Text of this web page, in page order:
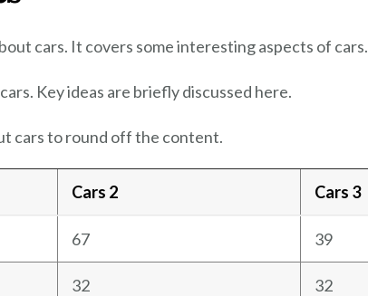
cars. It covers some interesting aspects of cars.
Key ideas are briefly discussed here.
cars to round off the content.
Cars 2 Cars 3
67 39
32 32